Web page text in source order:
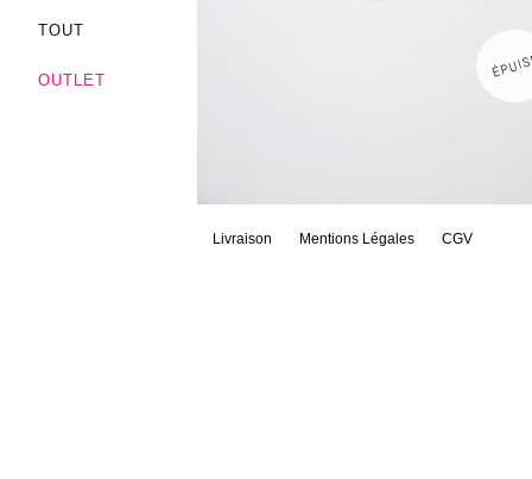
TOUT
OUTLET
Livraison Mentions Légales CGV